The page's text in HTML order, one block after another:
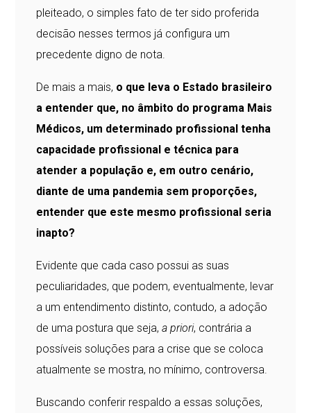
pleiteado, o simples fato de ter sido proferida
decisão nesses termos já configura um
precedente digno de nota.
De mais a mais, o que leva o Estado brasileiro
a entender que, no âmbito do programa Mais
Médicos, um determinado profissional tenha
capacidade profissional e técnica para
atender a população e, em outro cenário,
diante de uma pandemia sem proporções,
entender que este mesmo profissional seria
inapto?
Evidente que cada caso possui as suas
peculiaridades, que podem, eventualmente, levar
a um entendimento distinto, contudo, a adoção
de uma postura que seja,a priori, contrária a
possíveis soluções para a crise que se coloca
atualmente se mostra, no mínimo, controversa.
Buscando conferir respaldo a essas soluções,